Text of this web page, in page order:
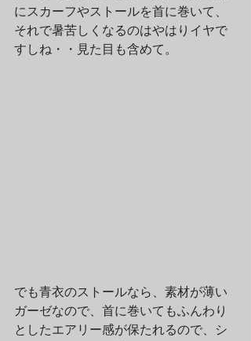
にスカーフやストールを首に巻いて、
それで暑苦しくなるのはやはりイヤで
すしね・・見た目も含めて。
でも青衣のストールなら、素材が薄い
ガーゼなので、首に巻いてもふんわり
としたエアリー感が保たれるので、シ